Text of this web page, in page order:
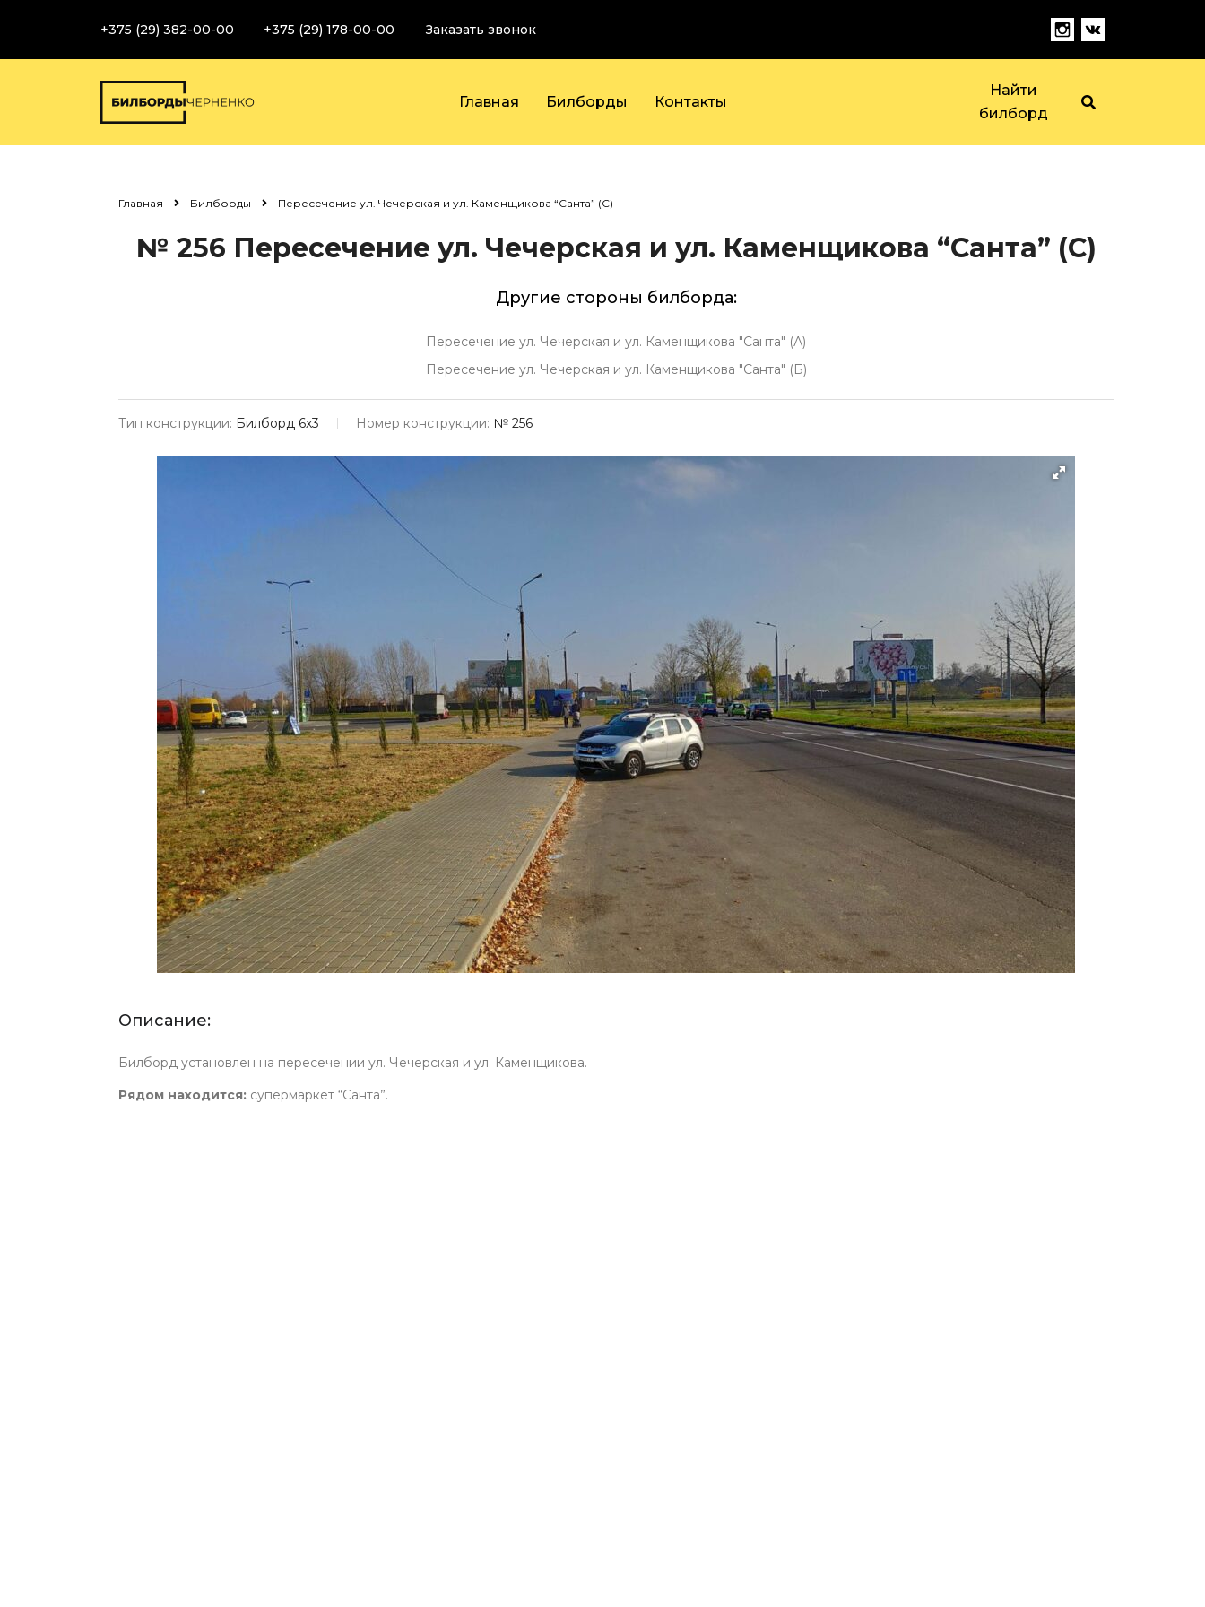
+375 (29) 382-00-00 +375 (29) 178-00-00 Заказать звонок
Главная Билборды Контакты
Найти
билборд
Главная Билборды Пересечение ул. Чечерская и ул. Каменщикова “Санта” (С)
№ 256 Пересечение ул. Чечерская и ул. Каменщикова “Санта” (С)
Другие стороны билборда:
Пересечение ул. Чечерская и ул. Каменщикова "Санта" (А)
Пересечение ул. Чечерская и ул. Каменщикова "Санта" (Б)
Тип конструкции: Билборд 6х3 Номер конструкции: № 256
Описание:
Билборд установлен на пересечении ул. Чечерская и ул. Каменщикова.
Рядом находится: супермаркет “Санта”.